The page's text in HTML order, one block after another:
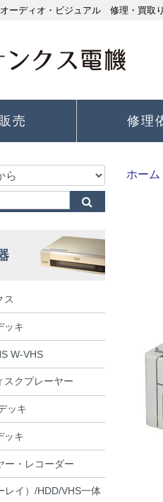
ーディオ・ビジュアル 修理・買取
売 修理
ホーム
ス
ッキ
W-VHS
スクプレーヤー
ッキ
ッキ
ー・レコーダー
レイ）/HDD/VHS一体